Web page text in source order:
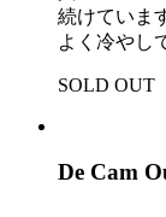
続けていま
よく冷やし
SOLD OUT
De Cam